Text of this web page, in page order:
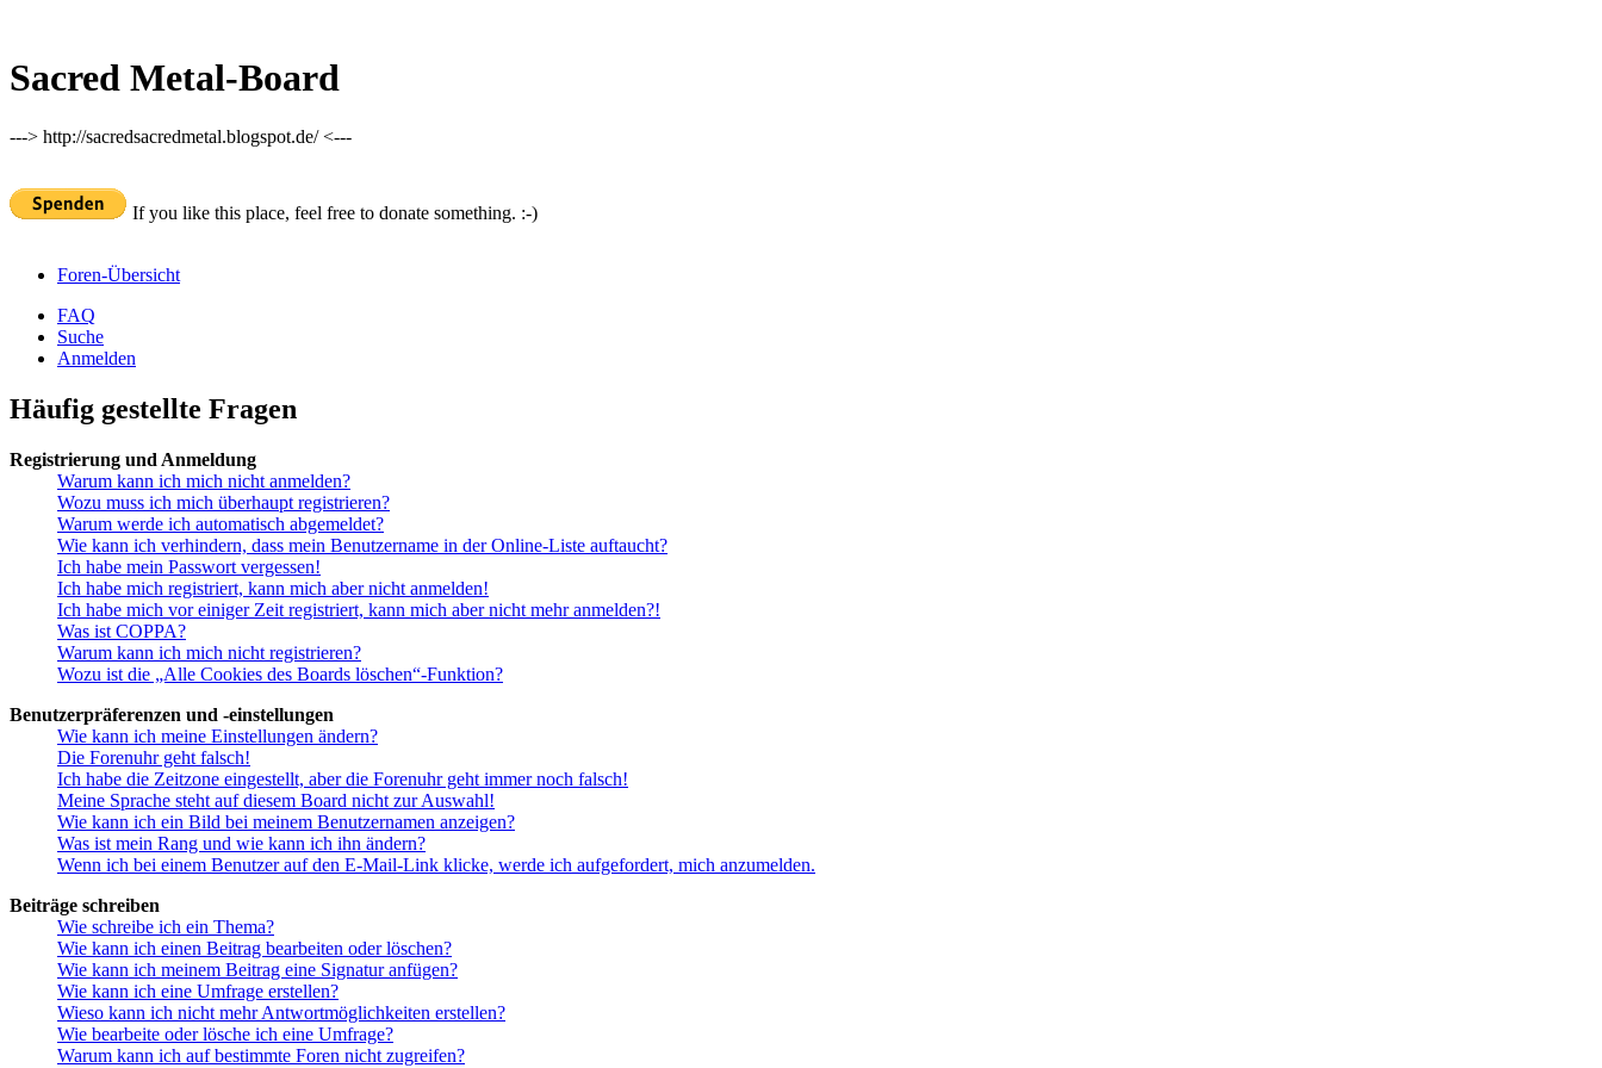
Sacred Metal-Board
---> http://sacredsacredmetal.blogspot.de/ <---
If you like this place, feel free to donate something. :-)
Foren-Übersicht
FAQ
Suche
Anmelden
Häufig gestellte Fragen
Registrierung und Anmeldung
Warum kann ich mich nicht anmelden?
Wozu muss ich mich überhaupt registrieren?
Warum werde ich automatisch abgemeldet?
Wie kann ich verhindern, dass mein Benutzername in der Online-Liste auftaucht?
Ich habe mein Passwort vergessen!
Ich habe mich registriert, kann mich aber nicht anmelden!
Ich habe mich vor einiger Zeit registriert, kann mich aber nicht mehr anmelden?!
Was ist COPPA?
Warum kann ich mich nicht registrieren?
Wozu ist die „Alle Cookies des Boards löschen“-Funktion?
Benutzerpräferenzen und -einstellungen
Wie kann ich meine Einstellungen ändern?
Die Forenuhr geht falsch!
Ich habe die Zeitzone eingestellt, aber die Forenuhr geht immer noch falsch!
Meine Sprache steht auf diesem Board nicht zur Auswahl!
Wie kann ich ein Bild bei meinem Benutzernamen anzeigen?
Was ist mein Rang und wie kann ich ihn ändern?
Wenn ich bei einem Benutzer auf den E-Mail-Link klicke, werde ich aufgefordert, mich anzumelden.
Beiträge schreiben
Wie schreibe ich ein Thema?
Wie kann ich einen Beitrag bearbeiten oder löschen?
Wie kann ich meinem Beitrag eine Signatur anfügen?
Wie kann ich eine Umfrage erstellen?
Wieso kann ich nicht mehr Antwortmöglichkeiten erstellen?
Wie bearbeite oder lösche ich eine Umfrage?
Warum kann ich auf bestimmte Foren nicht zugreifen?